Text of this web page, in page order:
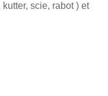
scie, rabot ) et